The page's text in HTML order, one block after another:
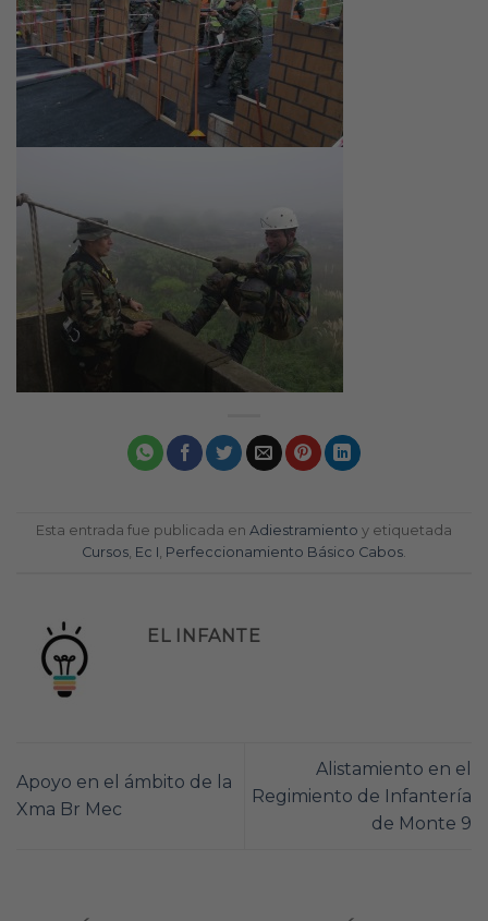
Esta entrada fue publicada en Adiestramiento y etiquetada
Cursos Ec I Perfeccionamiento Básico Cabos
EL INFANTE
Apoyo en el ámbito de la
Xma Br Mec
Alistamiento en el
Regimiento de Infantería
de Monte 9